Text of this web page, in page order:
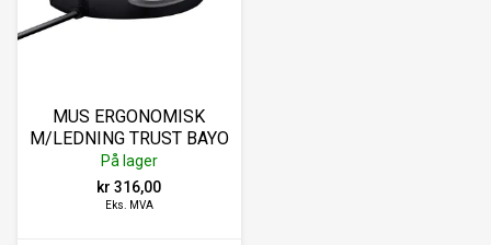
MUS ERGONOMISK
M/LEDNING TRUST BAYO
ECO
På lager
kr 316,00
Eks. MVA